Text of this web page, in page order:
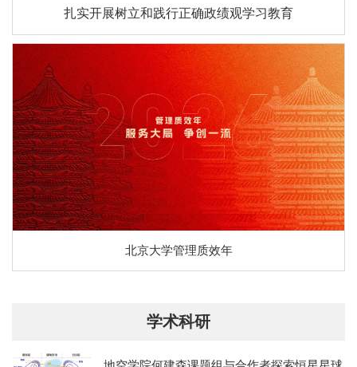
扎实开展树立和践行正确政绩观学习教育
北京大学管理质效年
学术科研